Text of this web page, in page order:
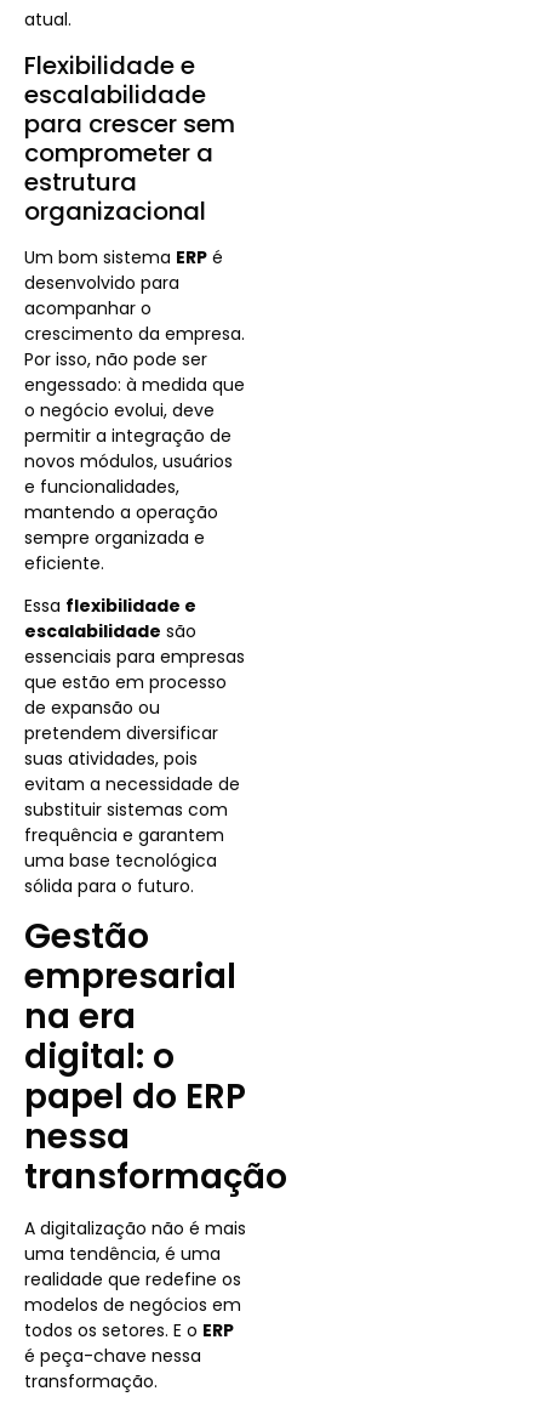
atual.
Flexibilidade e
escalabilidade
para crescer sem
comprometer a
estrutura
organizacional
Um bom sistema ERP é
desenvolvido para
acompanhar o
crescimento da empresa.
Por isso, não pode ser
engessado: à medida que
o negócio evolui, deve
permitir a integração de
novos módulos, usuários
e funcionalidades,
mantendo a operação
sempre organizada e
eficiente.
Essa flexibilidade e
escalabilidade são
essenciais para empresas
que estão em processo
de expansão ou
pretendem diversificar
suas atividades, pois
evitam a necessidade de
substituir sistemas com
frequência e garantem
uma base tecnológica
sólida para o futuro.
Gestão
empresarial
na era
digital: o
papel do ERP
nessa
transformação
A digitalização não é mais
uma tendência, é uma
realidade que redefine os
modelos de negócios em
todos os setores. E o ERP
é peça-chave nessa
transformação.